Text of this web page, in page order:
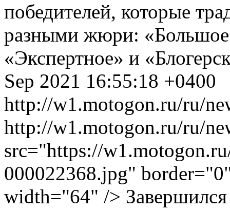
победителей, которые
разными жюри:
«Экспертное» и
Sep 2021 16:55:18 +0400
http://w1.motogon.ru/ru/
http://w1.motogon.ru/ru/
src="https://
000022368.jpg"
width="64" /> Завершился